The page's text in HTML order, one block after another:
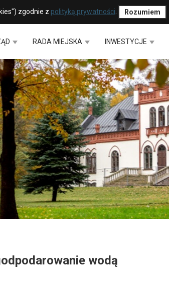
zgodnie z polityką prywatności Rozumiem
RADA MIEJSKA INWESTYCJE
wodą